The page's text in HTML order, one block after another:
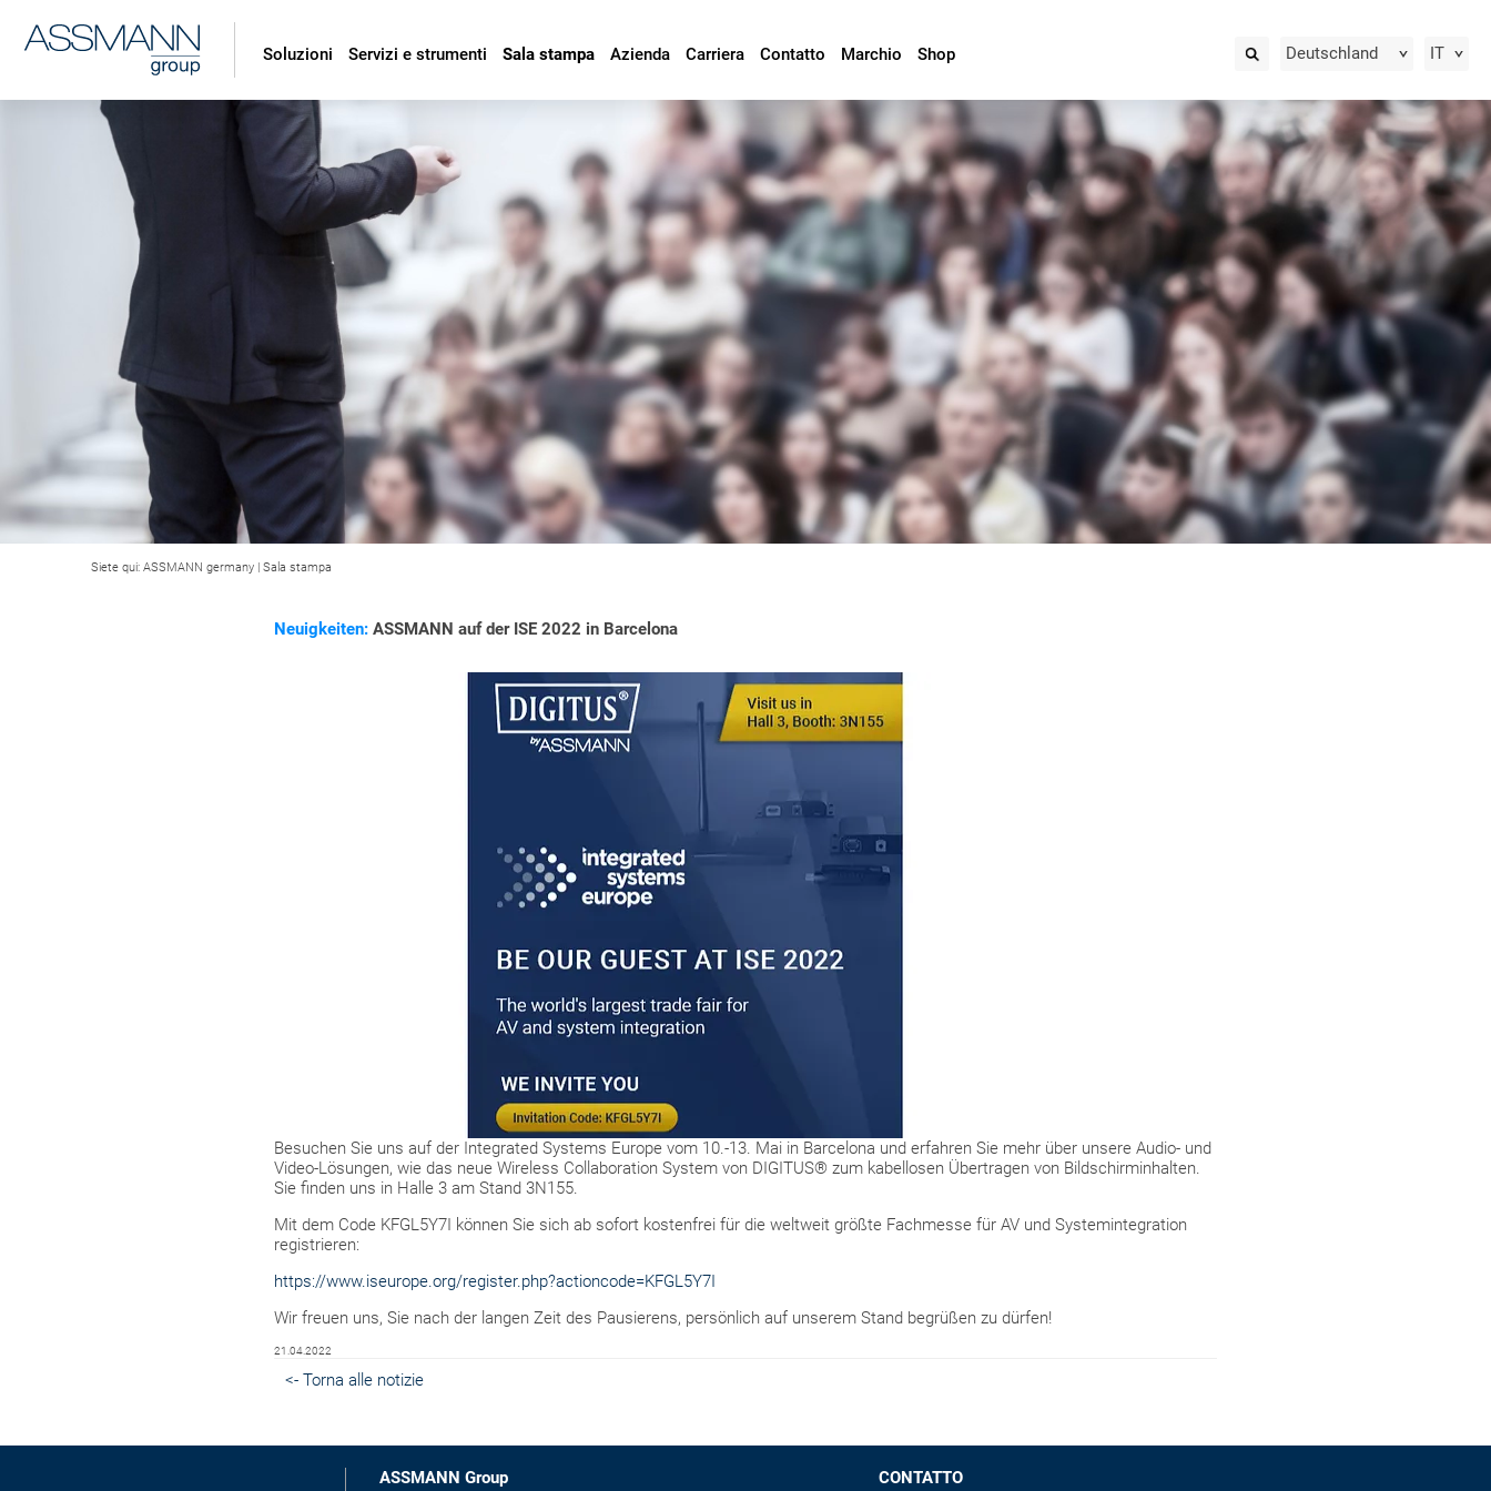
Deutschland IT
Soluzioni Servizi e strumenti Sala stampa Azienda Carriera Contatto Marchio Shop
Siete qui: ASSMANN germany | Sala stampa
Neuigkeiten: ASSMANN auf der ISE 2022 in Barcelona
Besuchen Sie uns auf der Integrated Systems Europe vom 10.-13. Mai in Barcelona und erfahren Sie mehr über unsere Audio- und
Video-Lösungen, wie das neue Wireless Collaboration System von DIGITUS® zum kabellosen Übertragen von Bildschirminhalten.
Sie finden uns in Halle 3 am Stand 3N155.
Mit dem Code KFGL5Y7I können Sie sich ab sofort kostenfrei für die weltweit größte Fachmesse für AV und Systemintegration
registrieren:
https://www.iseurope.org/register.php?actioncode=KFGL5Y7I
Wir freuen uns, Sie nach der langen Zeit des Pausierens, persönlich auf unserem Stand begrüßen zu dürfen!
21.04.2022
<- Torna alle notizie
ASSMANN Group CONTATTO